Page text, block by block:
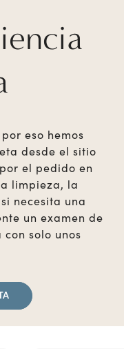
eso hemos
desde el sitio
el pedido en
limpieza, la
necesita una
un examen de
solo unos